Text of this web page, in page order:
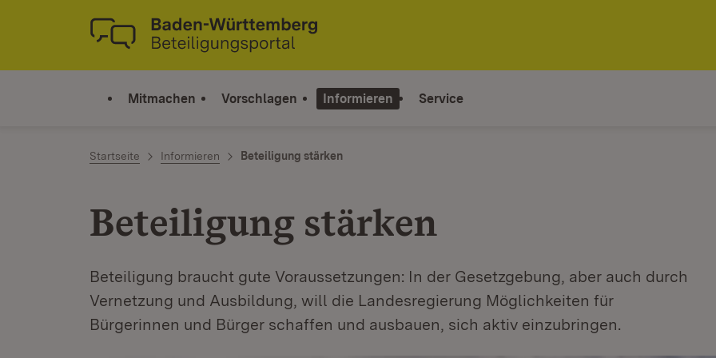
Zum Inhalt springen
Link zur Startseite
Mitmachen Vorschlagen Informieren Service
Startseite Informieren Beteiligung stärken
Beteiligung stärken
Beteiligung braucht gute Voraussetzungen: In der Gesetzgebung, aber auch durch
Vernetzung und Ausbildung, will die Landesregierung Möglichkeiten für
Bürgerinnen und Bürger schaffen und ausbauen, sich aktiv einzubringen.